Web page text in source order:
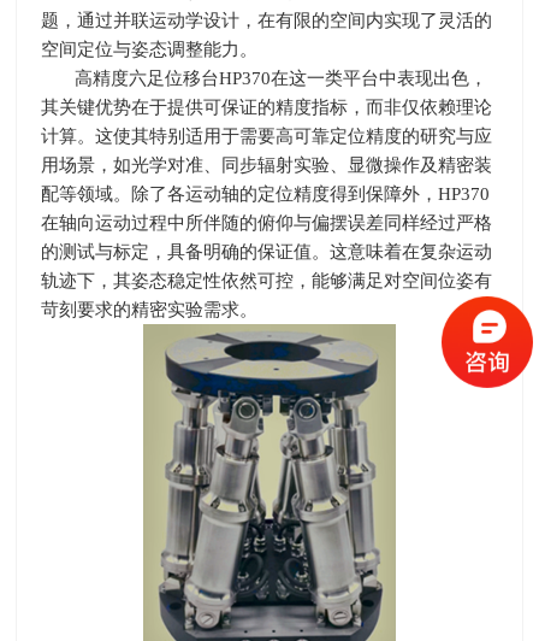
题，通过并联运动学设计，在有限的空间内实现了灵活的
空间定位与姿态调整能力。
高精度六足位移台HP370在这一类平台中表现出色，
其关键优势在于提供可保证的精度指标，而非仅依赖理论
计算。这使其特别适用于需要高可靠定位精度的研究与应
用场景，如光学对准、同步辐射实验、显微操作及精密装
配等领域。除了各运动轴的定位精度得到保障外，HP370
在轴向运动过程中所伴随的俯仰与偏摆误差同样经过严格
的测试与标定，具备明确的保证值。这意味着在复杂运动
轨迹下，其姿态稳定性依然可控，能够满足对空间位姿有
苛刻要求的精密实验需求。